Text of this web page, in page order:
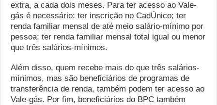
extra, a cada dois meses. Para ter acesso ao Vale-
gás é necessário: ter inscrição no CadÚnico; ter
renda familiar mensal de até meio salário-mínimo por
pessoa; ter renda familiar mensal total igual ou menor
que três salários-mínimos.
Além disso, quem recebe mais do que três salários-
mínimos, mas são beneficiários de programas de
transferência de renda, também podem ter acesso ao
Vale-gás. Por fim, beneficiários do BPC também